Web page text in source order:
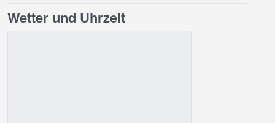
Wetter und Uhrzeit